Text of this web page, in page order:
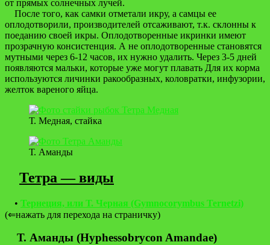
от прямых солнечных лучей.
После того, как самки отметали икру, а самцы ее
оплодотворили, производителей отсаживают, т.к. склонны к
поеданию своей икры. Оплодотворенные икринки имеют
прозрачную консистенция. А не оплодотворенные становятся
мутными через 6-12 часов, их нужно удалить. Через 3-5 дней
появляются мальки, которые уже могут плавать Для их корма
используются личинки ракообразных, коловратки, инфузории,
желток вареного яйца.
Т. Медная, стайка
Т. Аманды
Тетра — виды
• Тернеция, или Т. Черная (Gymnocorymbus Ternetzi)
(⇐нажать для перехода на страничку)
Т. Аманды (Hyphessobrycon Amandae)